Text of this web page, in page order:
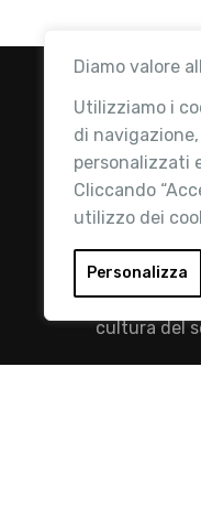
Diamo valore
Utilizziamo i
di
personalizzati
Cliccando
utilizzo dei
Personalizza
Retail
riferimento
mission è
cultura del